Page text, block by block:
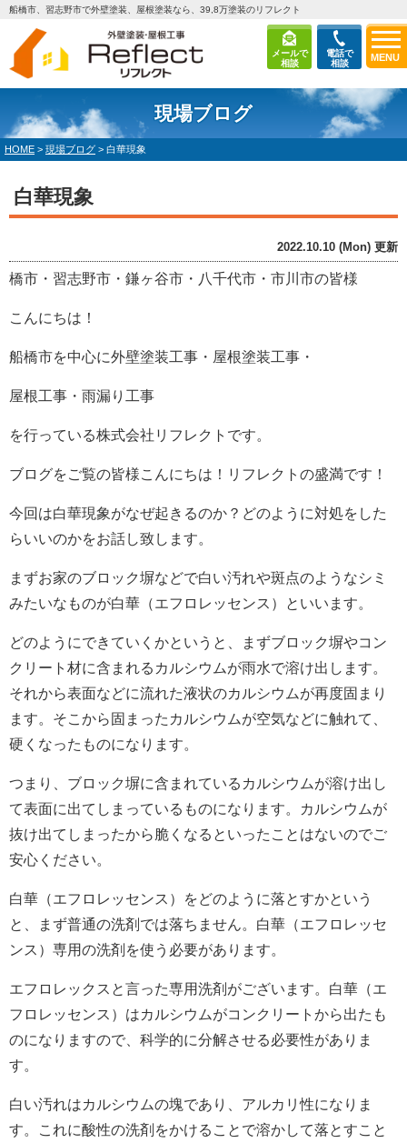
メールで
相談
電話で
相談
MENU
船橋市、習志野市で外壁塗装、屋根塗装なら、39,8万塗装のリフレクト
現場ブログ
HOME > 現場ブログ > 白華現象
白華現象
2022.10.10 (Mon) 更新
橋市・習志野市・鎌ヶ谷市・八千代市・市川市の皆様
こんにちは！
船橋市を中心に外壁塗装工事・屋根塗装工事・
屋根工事・雨漏り工事
を行っている株式会社リフレクト です。
ブログをご覧の皆様こんにちは！リフレクトの盛満です！
今回は白華現象がなぜ起きるのか？どのように対処をした
らいいのかをお話し致します。
まずお家のブロック塀などで白い汚れや斑点のようなシミ
みたいなものが白華（エフロレッセンス）といいます。
どのようにできていくかというと、まずブロック塀やコン
クリート材に含まれるカルシウムが雨水で溶け出します。
それから表面などに流れた液状のカルシウムが再度固まり
ます。そこから固まったカルシウムが空気などに触れて、
硬くなったものになります。
つまり、ブロック塀に含まれているカルシウムが溶け出し
て表面に出てしまっているものになります。カルシウムが
抜け出てしまったから脆くなるといったことはないのでご
安心ください。
白華（エフロレッセンス）をどのように落とすかという
と、まず普通の洗剤では落ちません。白華（エフロレッセ
ンス）専用の洗剤を使う必要があります。
エフロレックスと言った専用洗剤がございます。白華（エ
フロレッセンス）はカルシウムがコンクリートから出たも
のになりますので、科学的に分解させる必要性がありま
す。
白い汚れはカルシウムの塊であり、アルカリ性になりま
す。これに酸性の洗剤をかけることで溶かして落とすこと